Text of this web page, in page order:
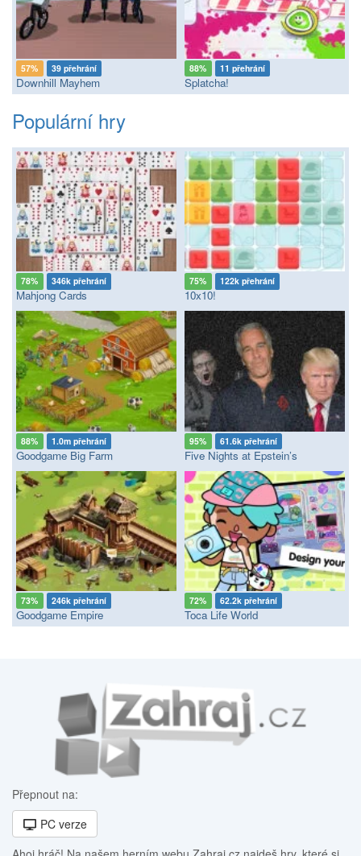
57% 39 přehrání
Downhill Mayhem
88% 11 přehrání
Splatcha!
Populární hry
78% 346k přehrání
Mahjong Cards
75% 122k přehrání
10x10!
88% 1.0m přehrání
Goodgame Big Farm
95% 61.6k přehrání
Five Nights at Epstein’s
73% 246k přehrání
Goodgame Empire
72% 62.2k přehrání
Toca Life World
Přepnout na:
PC verze